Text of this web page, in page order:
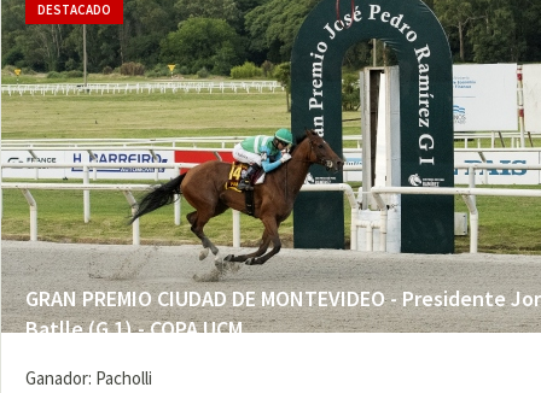
GRAN PREMIO CIUDAD DE MONTEVIDEO - Presidente
Batlle (G 1) - COPA UCM
DESTACADO
Ganador: Pacholli